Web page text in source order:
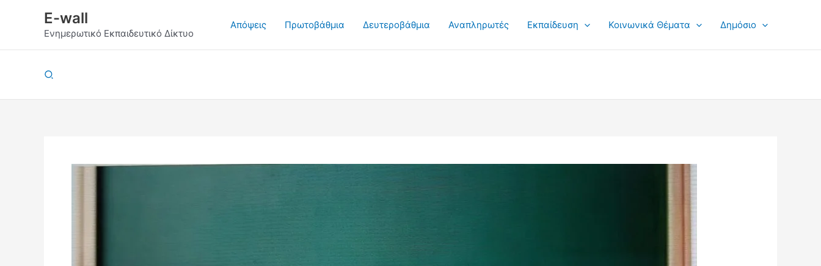
περιεχόμενο
E-wall
Ενημερωτικό Εκπαιδευτικό Δίκτυο
Απόψεις Πρωτοβάθμια Δευτεροβάθμια Αναπληρωτές Εκπαίδευση Κοινωνικά Θέματα Δημόσιο
Αναζήτηση